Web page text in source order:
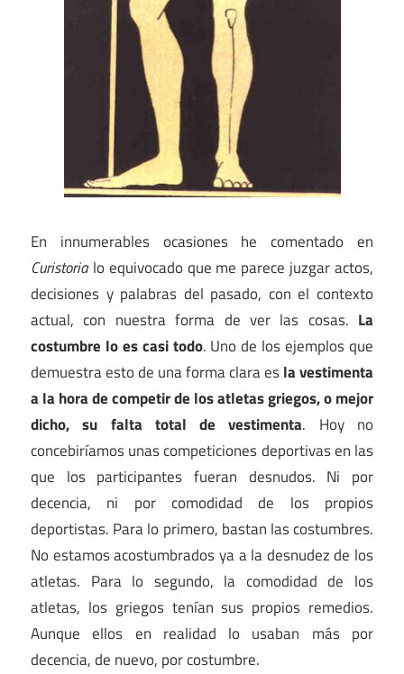
En innumerables ocasiones he comentado en
Curistoria lo equivocado que me parece juzgar actos,
decisiones y palabras del pasado, con el contexto
actual, con nuestra forma de ver las cosas. La
costumbre lo es casi todo. Uno de los ejemplos que
demuestra esto de una forma clara esla vestimenta
a la hora de competir de los atletas griegos, o mejor
dicho, su falta total de vestimenta. Hoy no
concebiríamos unas competiciones deportivas en las
que los participantes fueran desnudos. Ni por
decencia, ni por comodidad de los propios
deportistas. Para lo primero, bastan las costumbres.
No estamos acostumbrados ya a la desnudez de los
atletas. Para lo segundo, la comodidad de los
atletas, los griegos tenían sus propios remedios.
Aunque ellos en realidad lo usaban más por
decencia, de nuevo, por costumbre.